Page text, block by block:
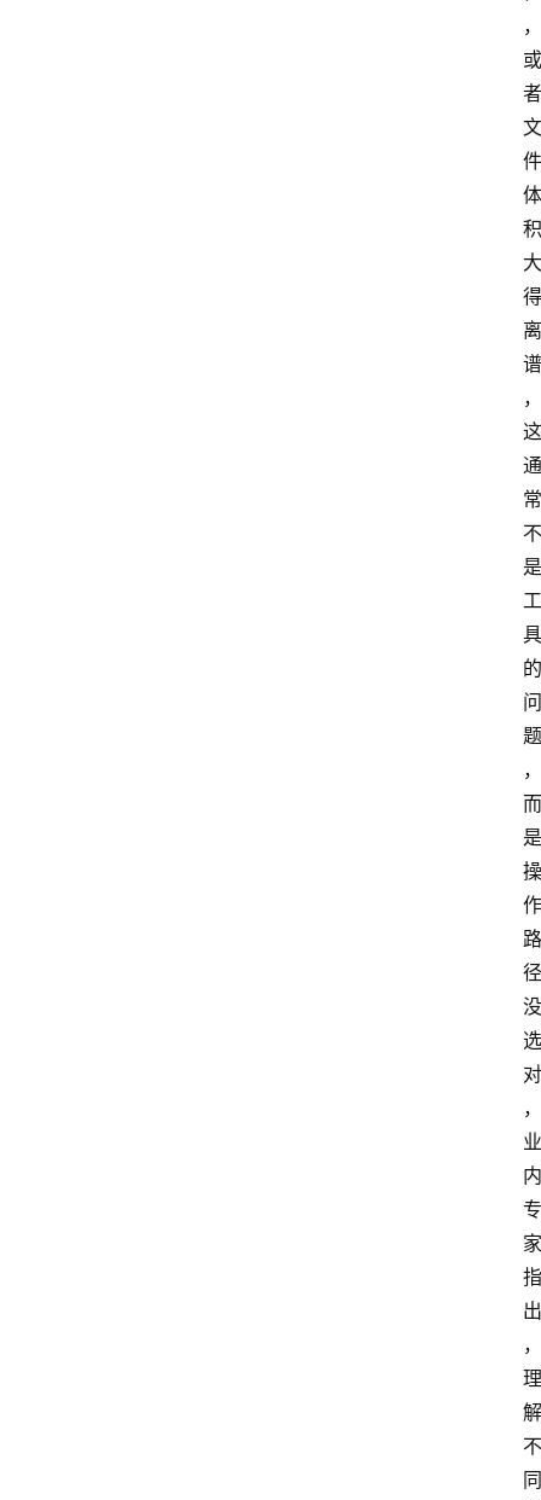
，
或
者
文
件
体
积
大
得
离
谱
，
这
通
常
不
是
工
具
的
问
题
，
而
是
操
作
路
径
没
选
对
，
业
内
专
家
指
出
，
理
解
不
同